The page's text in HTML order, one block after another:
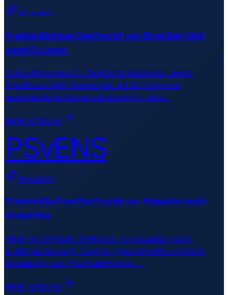
Verwandt
Preisindikation Seefracht von Brasilien Süd
nach Ecuador
Preisindikationen für Seefracht entstehen, wenn
Spediteure oder Reedereien auf Anfrage eine
unverbindliche Kostenschätzung für den…
Mehr erfahren
PSvENS
Verwandt
Preisindikation Seefracht von Ecuador nach
Südafrika
Wenn ein Verlader Seefracht von Ecuador nach
Südafrika benötigt, fragt er typischerweise mehrere
Speditionen um Preisindikationen …
Mehr erfahren